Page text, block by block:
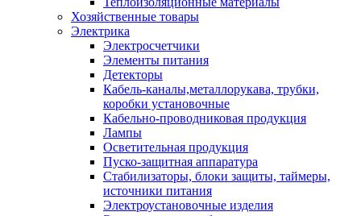
Хозяйственные товары
Электрика
Электросчетчики
Элементы питания
Детекторы
Кабель-каналы,металлорукава, трубки,
коробки установочные
Кабельно-проводниковая продукция
Лампы
Осветительная продукция
Пуско-защитная аппаратура
Стабилизаторы, блоки защиты, таймеры,
источники питания
Электроустановочные изделия